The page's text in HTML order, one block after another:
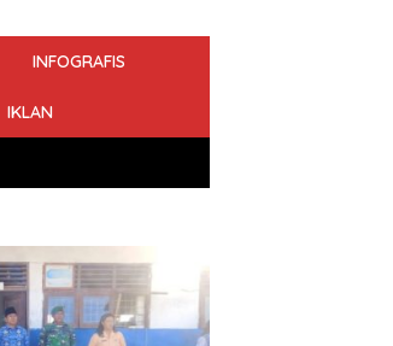
INFOGRAFIS
IKLAN